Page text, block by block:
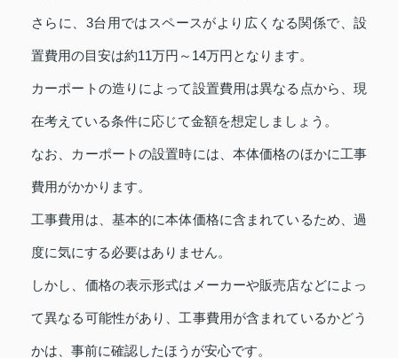
さらに、3台用ではスペースがより広くなる関係で、設
置費用の目安は約11万円～14万円となります。
カーポートの造りによって設置費用は異なる点から、現
在考えている条件に応じて金額を想定しましょう。
なお、カーポートの設置時には、本体価格のほかに工事
費用がかかります。
工事費用は、基本的に本体価格に含まれているため、過
度に気にする必要はありません。
しかし、価格の表示形式はメーカーや販売店などによっ
て異なる可能性があり、工事費用が含まれているかどう
かは、事前に確認したほうが安心です。